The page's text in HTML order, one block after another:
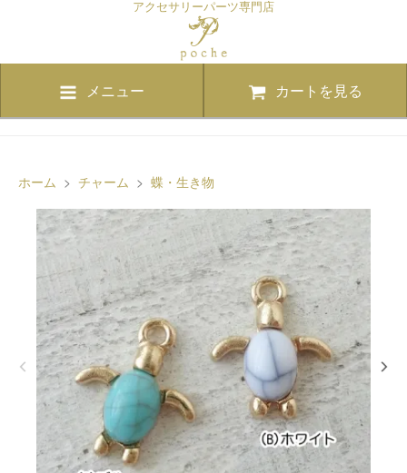
アクセサリーパーツ専門店
メニュー カートを見る
ホーム > チャーム > 蝶・生き物